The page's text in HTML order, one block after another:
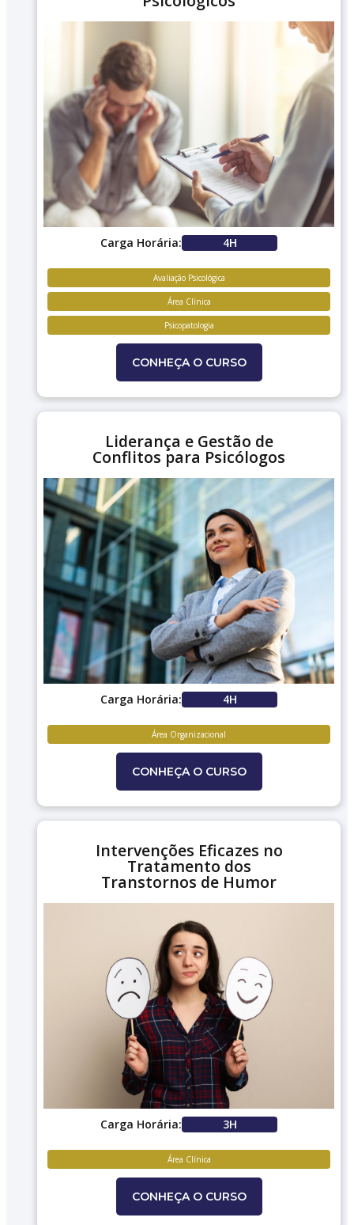
Carga Horária: 4H
Avaliação Psicológica
Área Clínica
Psicopatologia
CONHEÇA O CURSO
Liderança e Gestão de
Conflitos para Psicólogos
Carga Horária: 4H
Área Organizacional
CONHEÇA O CURSO
Intervenções Eficazes no
Tratamento dos
Transtornos de Humor
Carga Horária: 3H
Área Clínica
CONHEÇA O CURSO